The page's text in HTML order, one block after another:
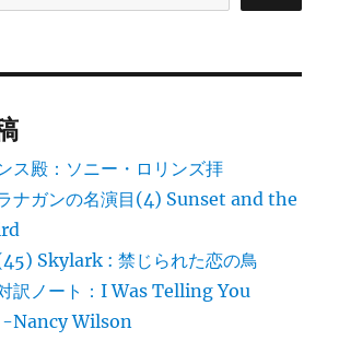
ス殿：ソニー・ロリンズ拝
ナガンの名演目(4) Sunset and the
Skylark : 禁じられた恋の鳥
訳ノート：I Was Telling You
-Nancy Wilson